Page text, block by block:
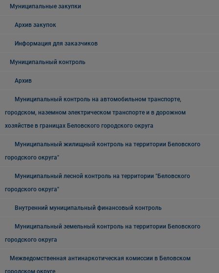
Муниципальные закупки
Архив закупок
Информация для заказчиков
Муниципальный контроль
Архив
Муниципальный контроль на автомобильном транспорте,
городском, наземном электрическом транспорте и в дорожном
хозяйстве в границах Беловского городского округа
Муниципальный жилищный контроль на территории Беловского
городского округа"
Муниципальный лесной контроль на территории "Беловского
городского округа"
Внутренний муниципальный финансовый контроль
Муниципальный земельный контроль на территории Беловского
городского округа
Межведомственная антинаркотическая комиссии в Беловском
городском округе